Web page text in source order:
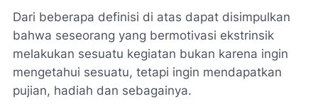
Dari beberapa definisi di atas dapat disimpulkan
bahwa seseorang yang bermotivasi ekstrinsik
melakukan sesuatu kegiatan bukan karena ingin
mengetahui sesuatu, tetapi ingin mendapatkan
pujian, hadiah dan sebagainya.